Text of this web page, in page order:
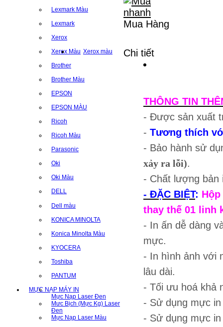
Lexmark Màu
Lexmark
Xerox
Xerox Màu Xerox màu
Brother
Brother Màu
EPSON
EPSON MÀU
Ricoh
Ricoh Màu
Parasonic
Oki
Oki Màu
DELL
Dell màu
KONICA MINOLTA
Konica Minolta Màu
KYOCERA
Toshiba
PANTUM
MỰC NẠP MÁY IN
Mực Nạp Laser Đen
Mưc Bịch (Mực Kg) Laser
Đen
Mực Nạp Laser Màu
Mua Hàng
Chi tiết
THÔNG TIN
- Được sản xuất
- Tương thích
- Bảo hành sử
xảy ra lỗi).
- Chất lượng
- ĐẶC BIỆT:
thay thế 01 linh
- In ấn dễ dàng
mực.
- In hình ảnh với
lâu dài.
- Tối ưu hoá khả
- Sử dụng mực
- Sử dụng mực